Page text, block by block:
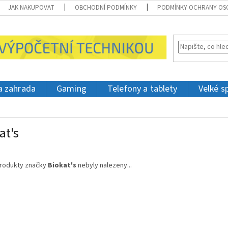
JAK NAKUPOVAT OBCHODNÍ PODMÍNKY PODMÍNKY OCHRANY
zahrada Gaming Telefony a tablety Velké
značky Biokat's nebyly nalezeny...